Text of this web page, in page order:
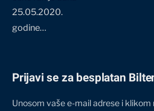
25.05.2020.
godine…
Prijavi se za besplatan
Unosom vaše e-mail adrese i